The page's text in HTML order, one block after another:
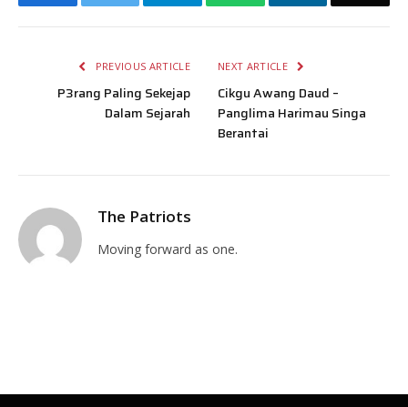
PREVIOUS ARTICLE
P3rang Paling Sekejap
Dalam Sejarah
NEXT ARTICLE
Cikgu Awang Daud –
Panglima Harimau Singa
Berantai
The Patriots
Moving forward as one.